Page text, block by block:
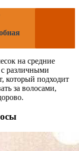
на средние
различными
который подходит
за волосами,